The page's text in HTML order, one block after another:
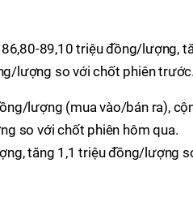
89,10 triệu đồng/lượng,
lượng so với chốt phiên
lượng (mua vào/bán ra),
so với chốt phiên hôm qua.
tăng 1,1 triệu đồng/lượng